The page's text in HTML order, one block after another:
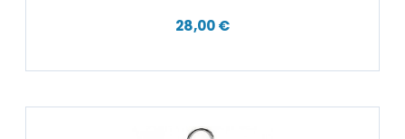
28,00 €